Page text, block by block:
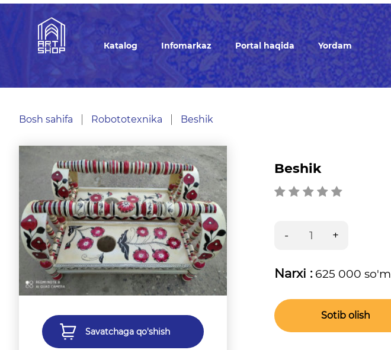
Кatalog Infomarkaz Portal haqida Yordam
Bosh sahifa Robototexnika Beshik
Savatchaga qo'shish
Beshik
Narxi :625 000 so'm
Sotib olish